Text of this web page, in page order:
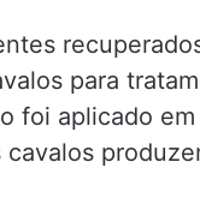
para
foi aplicado